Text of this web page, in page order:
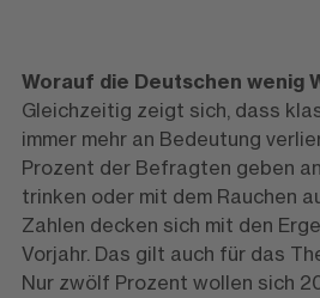
Worauf die Deutschen wenig
Gleichzeitig zeigt sich, dass
immer mehr an Bedeutung
Prozent der Befragten geben
trinken oder mit dem Rauchen
Zahlen decken sich mit den
Vorjahr. Das gilt auch für das
Nur zwölf Prozent wollen sich